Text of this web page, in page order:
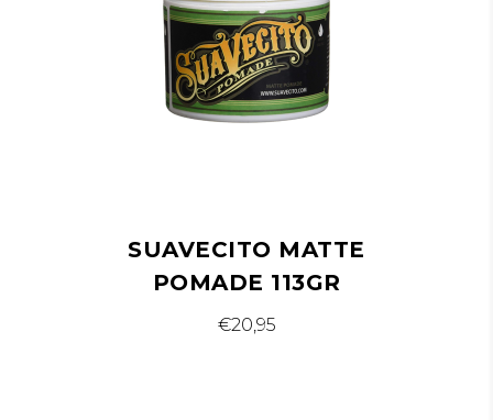
SUAVECITO MATTE
POMADE 113GR
€20,95